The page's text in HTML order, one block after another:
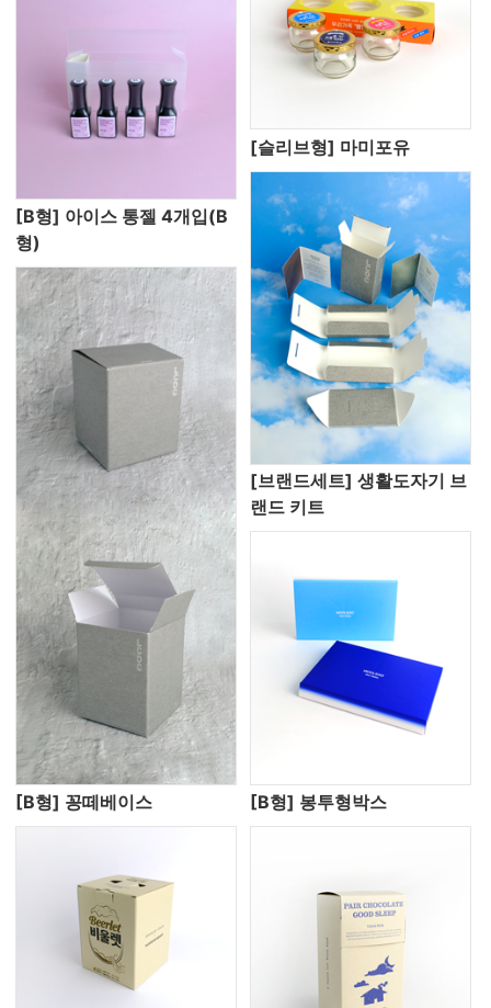
[B형] 아이스 통젤 4개입(B
형)
[슬리브형] 마미포유
[B형] 꽁떼베이스
[브랜드세트] 생활도자기 브
랜드 키트
[B형] 봉투형박스